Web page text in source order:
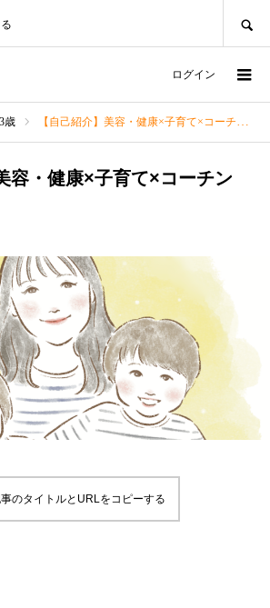
ログイン
歳 【自己紹介】美容・健康×子育て×コーチング／水野香帆
容・健康×子育て×コーチン
のタイトルとURLをコピーする